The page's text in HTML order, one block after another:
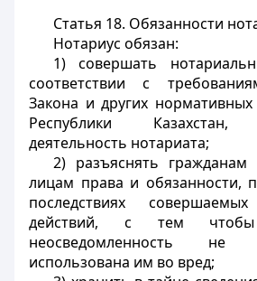
Статья 18. Обязанности
Нотариус обязан:
1) совершать
соответствии с
Закона и других
Республики Казахстан,
деятельность нотариата;
2) разъяснять
лицам права и обязанности,
последствиях
действий, с тем чтобы
неосведомленность
использована им во вред;